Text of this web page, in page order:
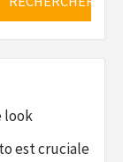
look
est cruciale